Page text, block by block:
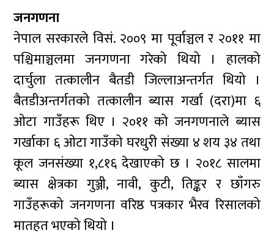
जनगणना
नेपाल सरकारले विसं. २००९ मा पूर्वाञ्चल र २०११ मा
पश्चिमाञ्चलमा जनगणना गरेको थियो । हालको
दार्चुला तत्कालीन बैतडी जिल्लाअन्तर्गत थियो ।
बैतडीअन्तर्गतको तत्कालीन ब्यास गर्खा (दरा)मा ६
ओटा गाउँहरू थिए । २०११ को जनगणनाले ब्यास
गर्खाका ६ ओटा गाउँको घरधुरी संख्या ४ शय ३४ तथा
कूल जनसंख्या १,८१६ देखाएको छ । २०१८ सालमा
ब्यास क्षेत्रका गुञ्जी, नावी, कुटी, तिङ्कर र छाँगरु
गाउँहरूको जनगणना वरिष्ठ पत्रकार भैरव रिसालको
मातहत भएको थियो ।